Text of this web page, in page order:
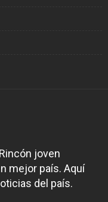
joven
mejor país. Aquí
del país.